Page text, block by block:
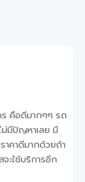
ร คือดีมากๆๆ รถ
ม่มีปัญหาเลย มี
าคาดีมากด้วยถ้า
ะใช้บริการอีก